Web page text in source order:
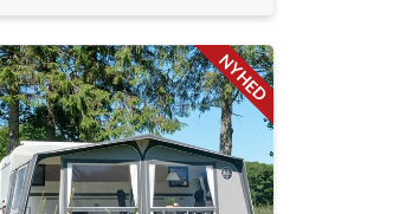
NYHED